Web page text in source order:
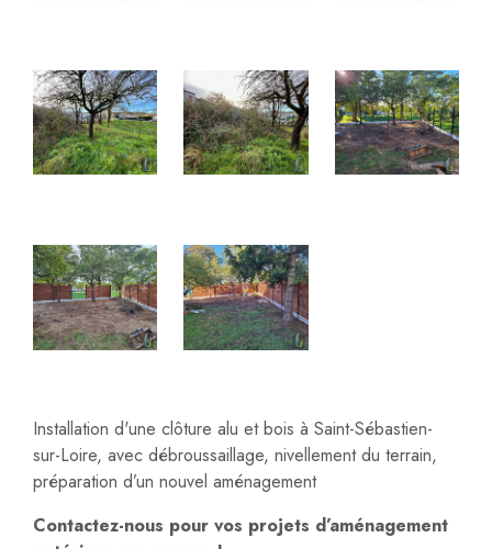
Installation d'une clôture alu et bois à Saint-Sébastien-
sur-Loire, avec débroussaillage, nivellement du terrain,
préparation d’un nouvel aménagement
Contactez-nous pour vos projets d’aménagement